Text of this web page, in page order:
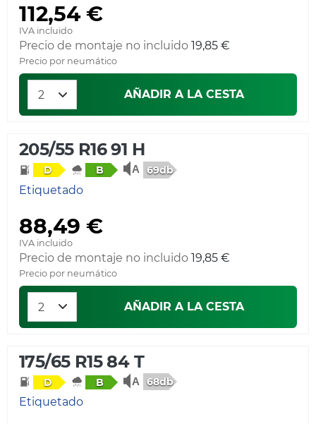
112,54 €
IVA incluido
Precio de montaje no incluido 19,85 €
Precio por neumático
AÑADIR A LA CESTA
205/55 R16 91 H
D B 69db
Etiquetado
88,49 €
IVA incluido
Precio de montaje no incluido 19,85 €
Precio por neumático
AÑADIR A LA CESTA
175/65 R15 84 T
D B 68db
Etiquetado